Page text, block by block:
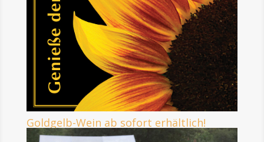
Goldgelb-Wein ab sofort erhältlich!